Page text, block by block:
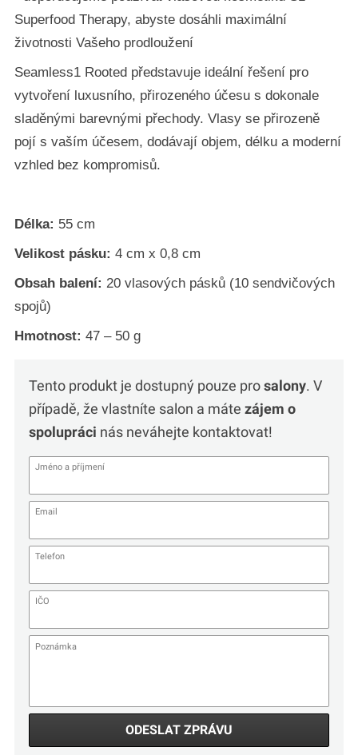
Superfood Therapy, abyste dosáhli maximální
životnosti Vašeho prodloužení
Seamless1 Rooted představuje ideální řešení pro
vytvoření luxusního, přirozeného účesu s dokonale
sladěnými barevnými přechody. Vlasy se přirozeně
pojí s vaším účesem, dodávají objem, délku a moderní
vzhled bez kompromisů.
Délka: 55 cm
Velikost pásku: 4 cm x 0,8 cm
Obsah balení: 20 vlasových pásků (10 sendvičových
spojů)
Hmotnost: 47 – 50 g
Tento produkt je dostupný pouze prosalony. V
případě, že vlastníte salon a máte zájem o
spolupráci nás neváhejte kontaktovat!
ODESLAT ZPRÁVU